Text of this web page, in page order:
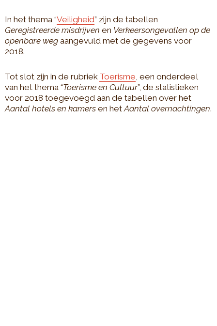
In het thema “Veiligheid” zijn de tabellen
Geregistreerde misdrijven en Verkeersongevallen op de
openbare weg aangevuld met de gegevens voor
2018.
Tot slot zijn in de rubriek Toerisme, een onderdeel
van het thema “Toerisme en Cultuur”, de statistieken
voor 2018 toegevoegd aan de tabellen over het
Aantal hotels en kamers en hetAantal overnachtingen.